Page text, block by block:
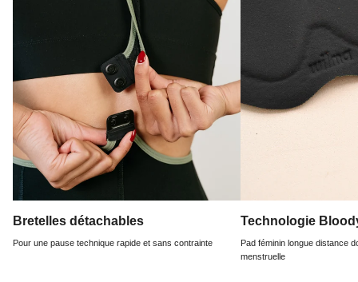
Bretelles détachables
Pour une pause technique rapide et sans contrainte
Technologie
Pad féminin longue distance
menstruelle